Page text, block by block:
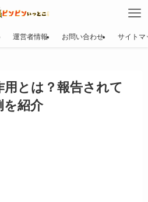
運営者情報 お問い合わせ サイトマ
とは？報告されて
を紹介